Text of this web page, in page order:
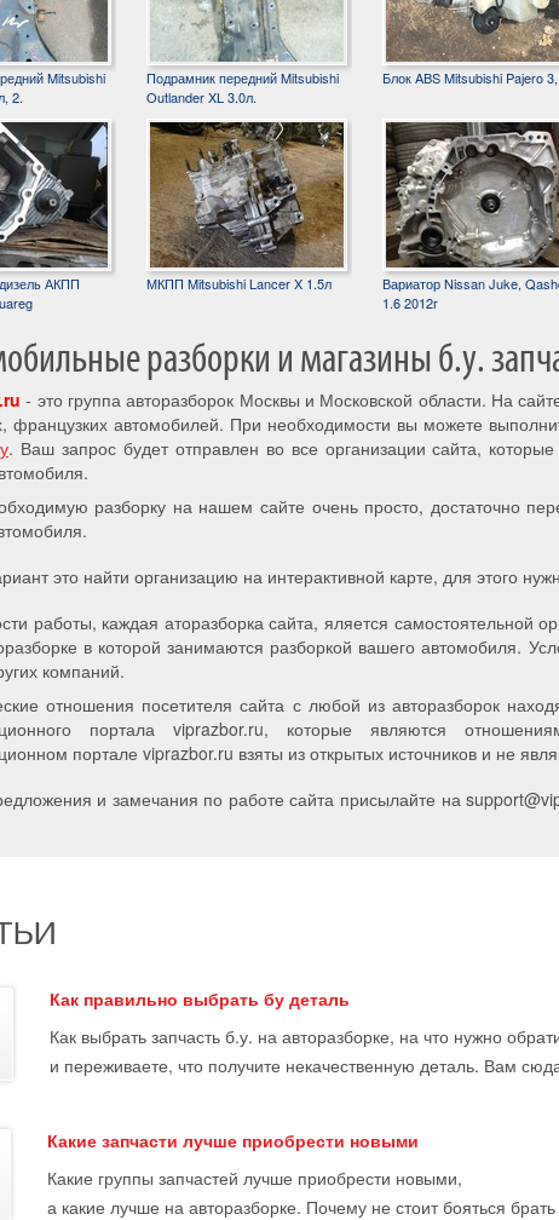
Mitsubishi
2.
Подрамник передний Mitsubishi
Outlander XL 3.0л.
Блок ABS Mitsubishi Pajero
АКПП
МКПП Mitsubishi Lancer X 1.5л
Вариатор Nissan Juke,
1.6 2012г
разборки и магазины б.у.
- это группа авторазборок Москвы и Московской области. На
французких автомобилей. При необходимости вы можете
. Ваш запрос будет отправлен во все организации сайта,
разборку на нашем сайте очень просто, достаточно
это найти организацию на интерактивной карте, для этого
работы, каждая аторазборка сайта, яляется самостоятельной
в которой занимаются разборкой вашего автомобиля.
компаний.
отношения посетителя сайта с любой из авторазборок
портала viprazbor.ru, которые являются
портале viprazbor.ru взяты из открытых источников и не
и замечания по работе сайта присылайте на support@
Как правильно выбрать бу деталь
Как выбрать запчасть б.у. на авторазборке, на что нужно
и переживаете, что получите некачественную деталь. Вам
Какие запчасти лучше приобрести новыми
Какие группы запчастей лучше приобрести новыми,
а какие лучше на авторазборке. Почему не стоит бояться брать